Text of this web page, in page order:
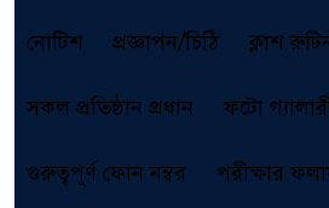
নোটিশ প্রজ্ঞাপন/চিঠি ক্লাশ
সকল প্রতিষ্ঠান প্রধান ফটো
গুরুত্বপূর্ণ ফোন নম্বর পরীক্ষার